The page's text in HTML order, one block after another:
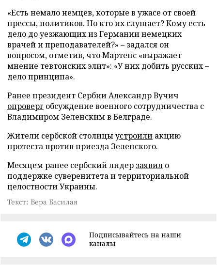
«Есть немало немцев, которые в ужасе от своей
прессы, политиков. Но кто их слушает? Кому есть
дело до уезжающих из Германии немецких
врачей и преподавателей?» – задался он
вопросом, отметив, что Мартенс «выражает
мнение тевтонских элит»: «У них добить русских –
дело принципа».
Ранее президент Сербии Александр Вучич
опроверг обсуждение военного сотрудничества с
Владимиром Зеленским в Белграде.
Жители сербской столицыустроили акцию
протеста против приезда Зеленского.
Месяцем ранее сербский лидер заявил о
поддержке суверенитета и территориальной
целостности Украины.
Текст: Вера Басилая
Подписывайтесь на наши
каналы